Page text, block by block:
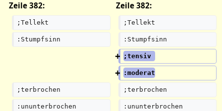
n
n
a
r
b
Zeile 382:
Zeile 382:
;Tellekt ;Tellekt
:Stumpfsinn :Stumpfsinn
;tensiv
:moderat
;terbrochen ;terbrochen
:ununterbrochen :ununterbrochen